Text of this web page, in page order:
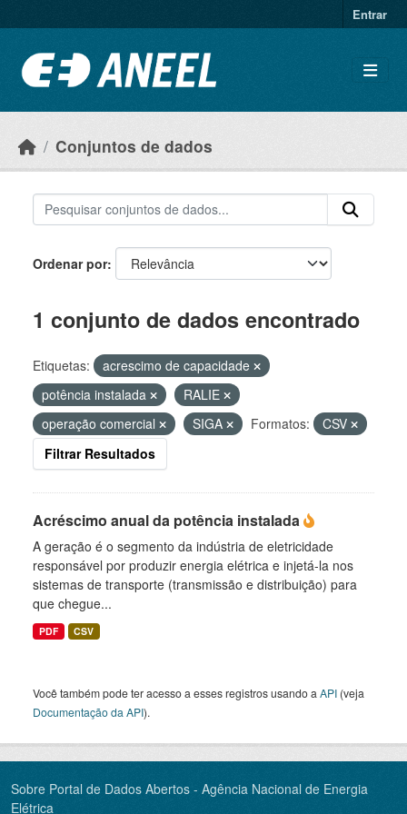
Entrar
Conjuntos de dados
Ordenar por
1 conjunto de dados encontrado
Etiquetas:
acrescimo de capacidade
potência instalada
RALIE
operação comercial
SIGA Formatos:
CSV
Filtrar Resultados
Acréscimo anual da potência instalada
A geração é o segmento da indústria de eletricidade
responsável por produzir energia elétrica e injetá-la nos
sistemas de transporte (transmissão e distribuição) para
que chegue...
PDF CSV
Você também pode ter acesso a esses registros usando a API (veja
Documentação da API).
Sobre Portal de Dados Abertos - Agência Nacional de Energia
Elétrica